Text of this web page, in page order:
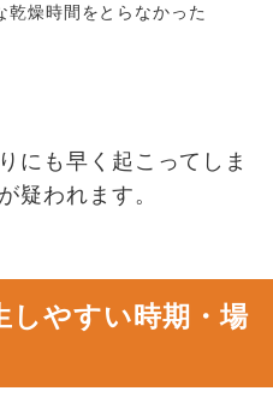
乾燥時間をとらなかった
にも早く起こってしま
疑われます。
しやすい時期・場